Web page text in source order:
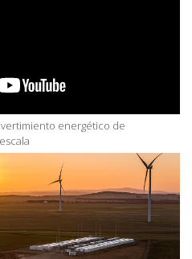
vertimiento energético de